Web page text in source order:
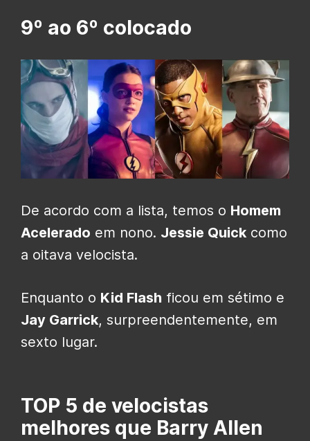
9º ao 6º colocado
De acordo com a lista, temos o Homem
Acelerado em nono. Jessie Quick como
a oitava velocista.
Enquanto o Kid Flash ficou em sétimo e
Jay Garrick, surpreendentemente, em
sexto lugar.
TOP 5 de velocistas
melhores que Barry Allen